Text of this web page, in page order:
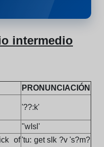
intermedio
PRONUNCIACIÓN
'??:k'
''wIsl'
of'tu: get sIk ?v 's?m?